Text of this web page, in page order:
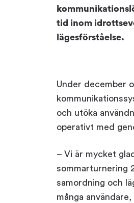
tid inom
lägesförståelse.
Under december
och utöka
operativt med
– Vi är mycket
sommarturnering
samordning och
många
Visitor Management Sensors